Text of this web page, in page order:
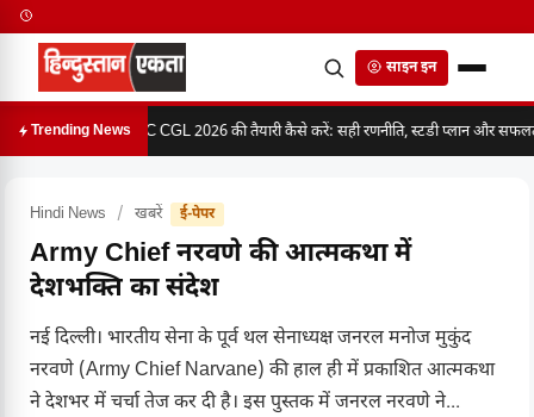
साइन इन
Trending NewsSSC CGL 2026 की तैयारी कैसे करें: सही रणनीति, स्टडी प्लान और
Hindi News / खबरें ई-पेपर
Army Chief नरवणे की आत्मकथा में
देशभक्ति का संदेश
नई दिल्ली। भारतीय सेना के पूर्व थल सेनाध्यक्ष जनरल मनोज मुकुंद
नरवणे (Army Chief Narvane) की हाल ही में प्रकाशित आत्मकथा
ने देशभर में चर्चा तेज कर दी है। इस पुस्तक में जनरल नरवणे ने...